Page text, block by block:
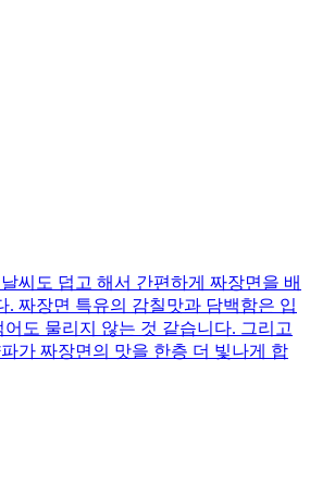
씨도 덥고 해서 간편하게 짜장면을 배
. 짜장면 특유의 감칠맛과 담백함은 입
도 물리지 않는 것 같습니다. 그리고
가 짜장면의 맛을 한층 더 빛나게 합